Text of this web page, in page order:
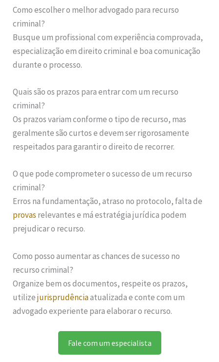
Como escolher o melhor advogado para recurso
criminal?
Busque um profissional com experiência comprovada,
especialização em direito criminal e boa comunicação
durante o processo.
Quais são os prazos para entrar com um recurso
criminal?
Os prazos variam conforme o tipo de recurso, mas
geralmente são curtos e devem ser rigorosamente
respeitados para garantir o direito de recorrer.
O que pode comprometer o sucesso de um recurso
criminal?
Erros na fundamentação, atraso no protocolo, falta de
provas relevantes e má estratégia jurídica podem
prejudicar o recurso.
Como posso aumentar as chances de sucesso no
recurso criminal?
Organize bem os documentos, respeite os prazos,
utilizejurisprudênciaatualizada e conte com um
advogado experiente para elaborar o recurso.
Fale com um especialista